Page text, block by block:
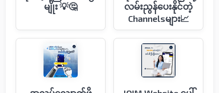
မျိုး 💡🤔
လမ်းညွန်ပေးနိုင်တဲ့
Channelsများ📈